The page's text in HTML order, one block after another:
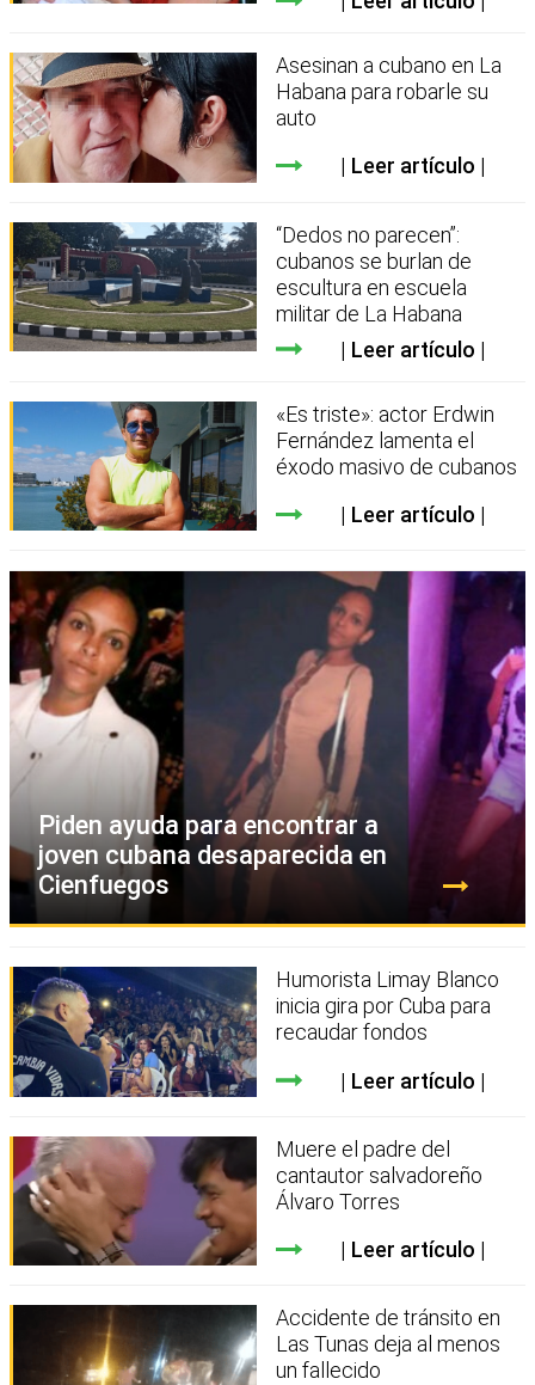
Asesinan a cubano en La
Habana para robarle su
auto
Leer artículo
“Dedos no parecen”:
cubanos se burlan de
escultura en escuela
militar de La Habana
Leer artículo
«Es triste»: actor Erdwin
Fernández lamenta el
éxodo masivo de cubanos
Leer artículo
Piden ayuda para encontrar a
joven cubana desaparecida en
Cienfuegos
Humorista Limay Blanco
inicia gira por Cuba para
recaudar fondos
Leer artículo
Muere el padre del
cantautor salvadoreño
Álvaro Torres
Leer artículo
Accidente de tránsito en
Las Tunas deja al menos
un fallecido